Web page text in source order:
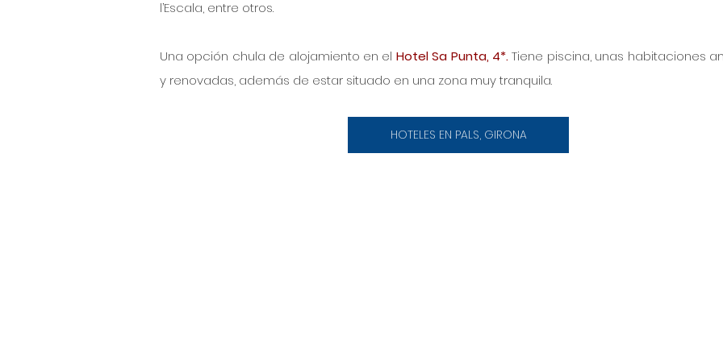
l’Escala, entre otros.
Una opción chula de alojamiento en el Hotel Sa Punta, 4*. Tiene piscina, unas habitaciones
y renovadas, además de estar situado en una zona muy tranquila.
HOTELES EN PALS, GIRONA